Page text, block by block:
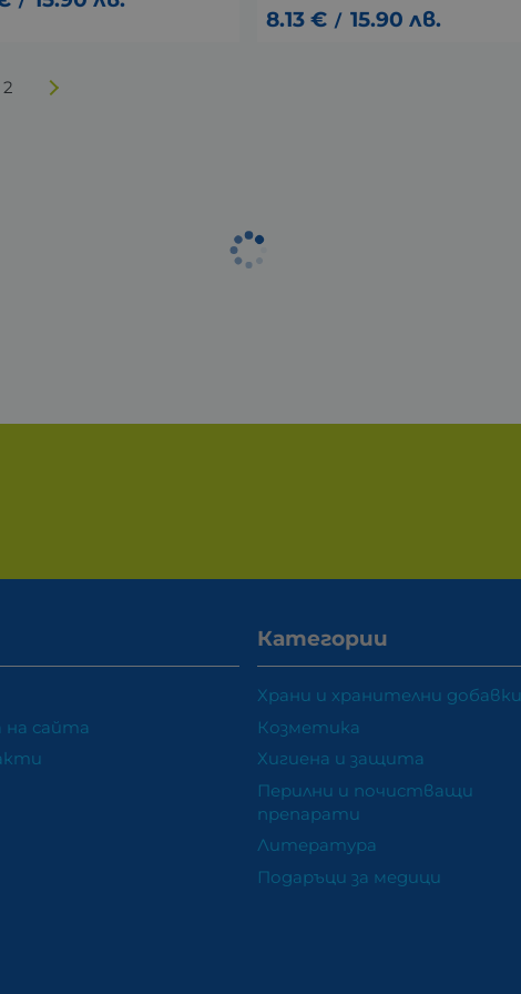
8.13 € / 15.90 лв.
2
сайта
Категории
Храни и хранителни добавки
Козметика
Хигиена и защита
Перилни и почистващи
препарати
Литература
Подаръци за медици